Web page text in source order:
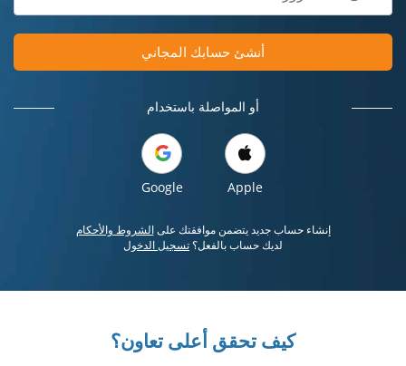
أنشئ حسابك المجاني
أو المواصلة باستخدام
Apple
Google
إنشاء حساب جديد يتضمن موافقتك علىالشروط والأحكام
لديك حساب بالفعل؟ تسجيل الدخول
كيف تحقق أعلى تعاون؟